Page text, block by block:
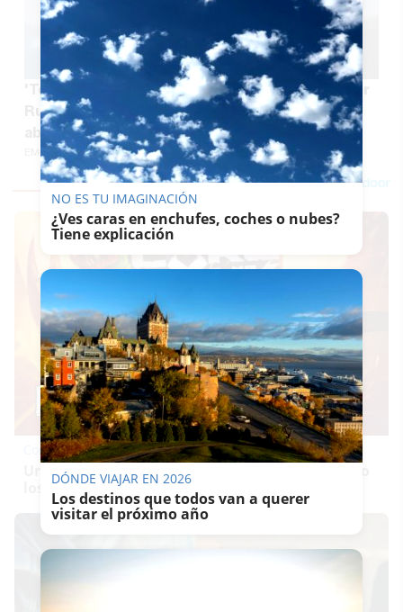
'Terremoto' en TVE tras un año de éxitos: Javier
Ruiz, uno de los presentadores estrella,
abandona la cadena
EMILIO CABRERA
Corepunk MMORPG
Un verdadero MMORPG de la vieja escuela ¡Cómo
los de antes, pero mejor!
NO ES TU IMAGINACIÓN
¿Ves caras en enchufes, coches o nubes?
Tiene explicación
DÓNDE VIAJAR EN 2026
Los destinos que todos van a querer
visitar el próximo año